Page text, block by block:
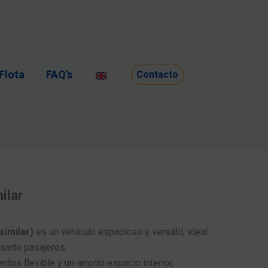
FAQ's Contacto
es un vehículo espacioso y versátil, ideal
pasajeros.
flexible y un amplio espacio interior,